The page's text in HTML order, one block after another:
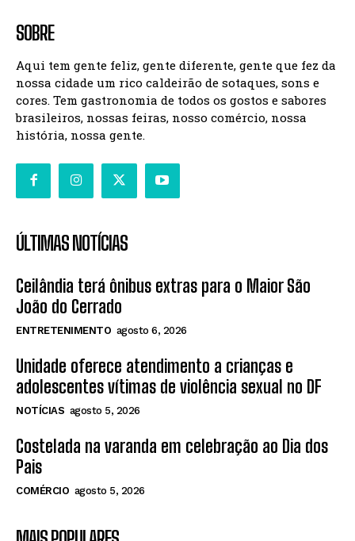
SOBRE
Aqui tem gente feliz, gente diferente, gente que fez da
nossa cidade um rico caldeirão de sotaques, sons e
cores. Tem gastronomia de todos os gostos e sabores
brasileiros, nossas feiras, nosso comércio, nossa
história, nossa gente.
ÚLTIMAS NOTÍCIAS
Ceilândia terá ônibus extras para o Maior São
João do Cerrado
ENTRETENIMENTO agosto 6, 2026
Unidade oferece atendimento a crianças e
adolescentes vítimas de violência sexual no DF
NOTÍCIAS agosto 5, 2026
Costelada na varanda em celebração ao Dia dos
Pais
COMÉRCIO agosto 5, 2026